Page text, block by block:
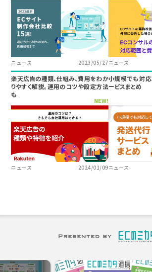
ニュース 2023/05/27ニュース
楽天広告の種類、仕組み、費用をわか
りやすく解説。運用のコツや設定方法
も
NEW!
ニュース 2024/01/09
小規模でも対
ービスまとめ
ニュース